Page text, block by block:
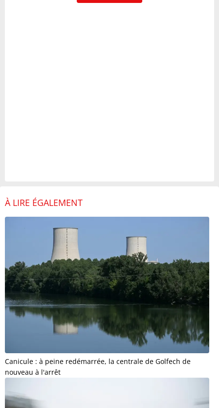
À LIRE ÉGALEMENT
Canicule : à peine redémarrée, la centrale de Golfech de
nouveau à l'arrêt